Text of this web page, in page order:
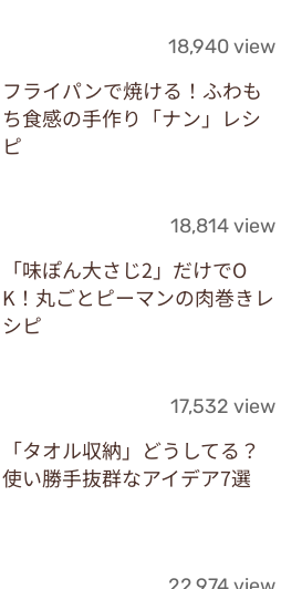
18,940 view
フライパンで焼ける！ふわも
ち食感の手作り「ナン」レシ
ピ
18,814 view
「味ぽん大さじ2」だけでO
K！丸ごとピーマンの肉巻きレ
シピ
17,532 view
「タオル収納」どうしてる？
使い勝手抜群なアイデア7選